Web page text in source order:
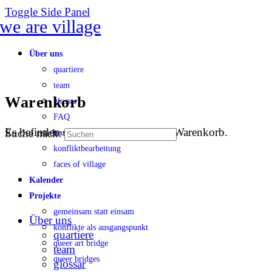
Toggle Side Panel
Über uns
quartiere
team
glossar
FAQ
transparenz
konfliktbearbeitung
faces of village
Kalender
Projekte
gemeinsam statt einsam
konflikte als ausgangspunkt
queer art bridge
queer bridges
Warenkorb
Es befinden sich keine Produkte im Warenkorb.
Suche nach:
Über uns
quartiere
team
glossar